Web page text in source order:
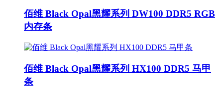
佰维 Black Opal黑耀系列 DW100 DDR5 RGB
内存条
佰维 Black Opal黑耀系列 HX100 DDR5 马甲
条